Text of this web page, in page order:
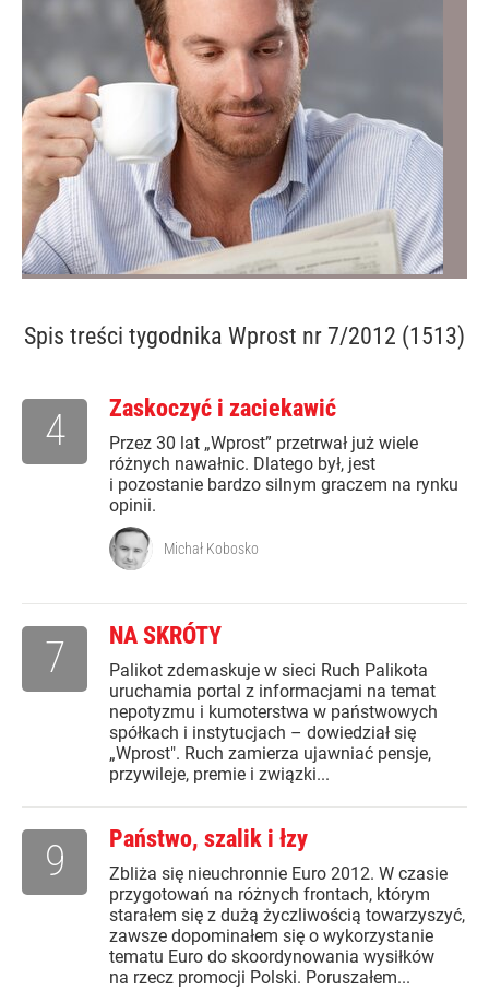
Spis treści tygodnika Wprost nr 7/2012 (1513)
Zaskoczyć i zaciekawić
Przez 30 lat „Wprost” przetrwał już wiele
różnych nawałnic. Dlatego był, jest
i pozostanie bardzo silnym graczem na rynku
opinii.
4
Michał Kobosko
NA SKRÓTY
Palikot zdemaskuje w sieci Ruch Palikota
uruchamia portal z informacjami na temat
nepotyzmu i kumoterstwa w państwowych
spółkach i instytucjach – dowiedział się
„Wprost". Ruch zamierza ujawniać pensje,
przywileje, premie i związki...
7
Państwo, szalik i łzy
Zbliża się nieuchronnie Euro 2012. W czasie
przygotowań na różnych frontach, którym
starałem się z dużą życzliwością towarzyszyć,
zawsze dopominałem się o wykorzystanie
tematu Euro do skoordynowania wysiłków
na rzecz promocji Polski. Poruszałem...
9